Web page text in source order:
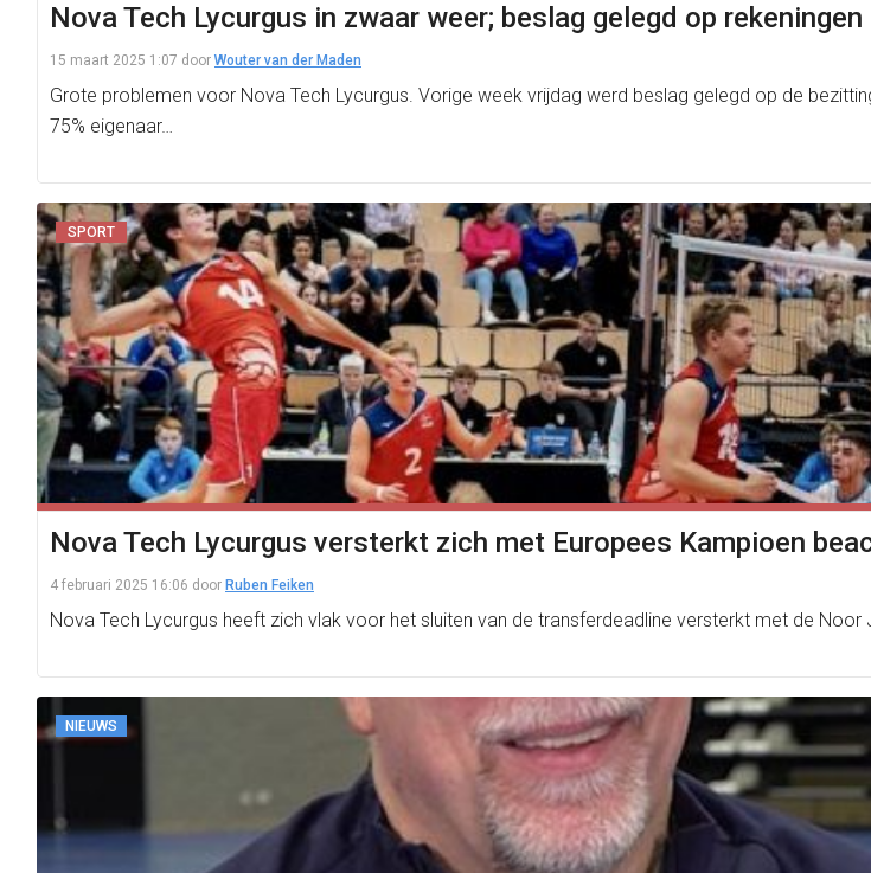
Nova Tech Lycurgus in zwaar weer; beslag gelegd op
15 maart 2025 1:07 door Wouter van der Maden
Grote problemen voor Nova Tech Lycurgus. Vorige week vrijdag werd beslag gelegd op de
75% eigenaar…
SPORT
Nova Tech Lycurgus versterkt zich met Europees Kampioen
4 februari 2025 16:06 door Ruben Feiken
Nova Tech Lycurgus heeft zich vlak voor het sluiten van de transferdeadline versterkt met de
NIEUWS